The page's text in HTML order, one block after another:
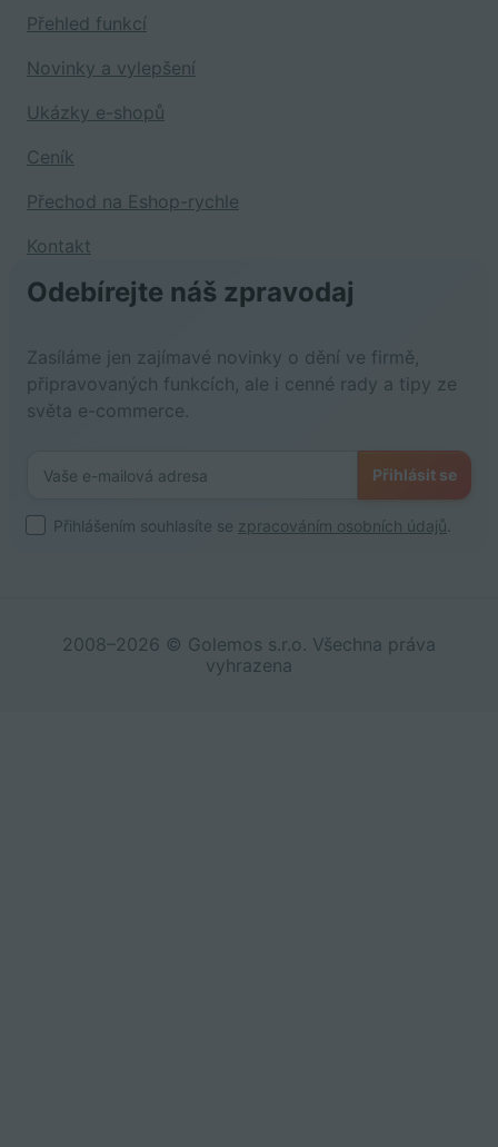
Přehled funkcí
Novinky a vylepšení
Ukázky e-shopů
Ceník
Přechod na Eshop-rychle
Kontakt
Odebírejte náš zpravodaj
Zasíláme jen zajímavé novinky o dění ve firmě,
připravovaných funkcích, ale i cenné rady a tipy ze
světa e-commerce.
Přihlásit se
Přihlášením souhlasíte se zpracováním osobních údajů
2008–2026 © Golemos s.r.o. Všechna práva
vyhrazena